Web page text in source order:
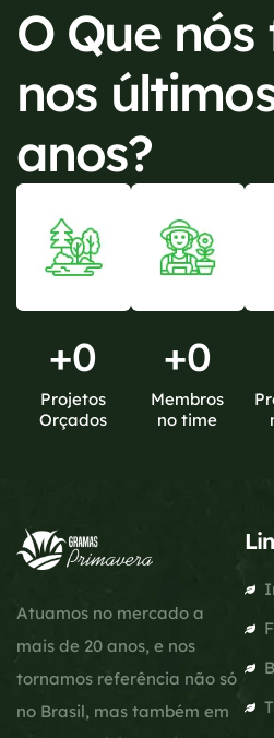
O Que
nos
anos?
+0
Projetos
Orçados
+0
Membros
no time
Atuamos no mercado a
mais de 20 anos, e nos
tornamos referência não só
no Brasil, mas também em